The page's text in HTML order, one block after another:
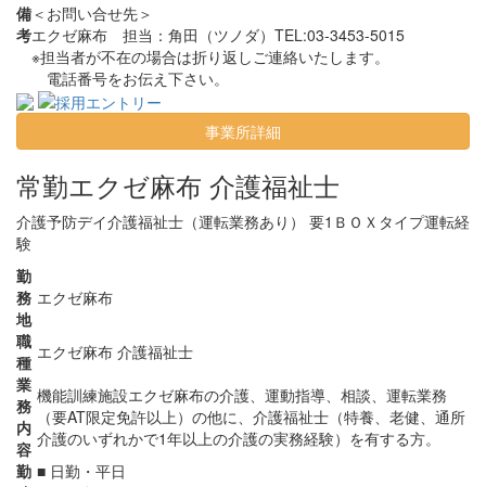
備
考
＜お問い合せ先＞
エクゼ麻布 担当：角田（ツノダ）TEL:03-3453-5015
※担当者が不在の場合は折り返しご連絡いたします。
電話番号をお伝え下さい。
事業所詳細
常勤エクゼ麻布 介護福祉士
介護予防デイ介護福祉士（運転業務あり） 要1ＢＯＸタイプ運転経
験
勤
務
地
エクゼ麻布
職
種 エクゼ麻布 介護福祉士
業
務
内
容
機能訓練施設エクゼ麻布の介護、運動指導、相談、運転業務
（要AT限定免許以上）の他に、介護福祉士（特養、老健、通所
介護のいずれかで1年以上の介護の実務経験）を有する方。
勤 ■ 日勤・平日